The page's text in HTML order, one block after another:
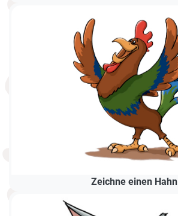
Zeichne einen Hahn